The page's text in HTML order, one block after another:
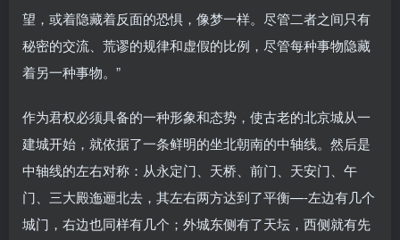
望，或着隐藏着反面的恐惧，像梦一样。尽管二者之间只有
秘密的交流、荒谬的规律和虚假的比例，尽管每种事物隐藏
着另一种事物。”
作为君权必须具备的一种形象和态势，使古老的北京城从一
建城开始，就依据了一条鲜明的坐北朝南的中轴线。然后是
中轴线的左右对称：从永定门、天桥、前门、天安门、午
门、三大殿迤逦北去，其左右两方达到了平衡—-左边有几个
城门，右边也同样有几个；外城东侧有了天坛，西侧就有先